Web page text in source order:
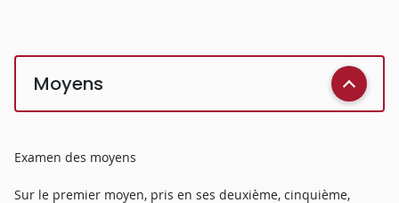
Moyens
Examen des moyens
Sur le premier moyen, pris en ses deuxième, cinquième,